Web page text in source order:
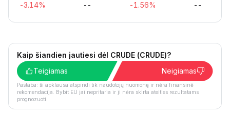
-3.14% -- -1.56% --
Kaip šiandien jautiesi dėl CRUDE (CRUDE)?
Teigiamas
Neigiamas
Pastaba: ši apklausa atspindi tik naudotojų nuomonę ir nėra finansinė
rekomendacija. Bybit EU jai nepritaria ir ji nėra skirta ateities rezultatams
prognozuoti.